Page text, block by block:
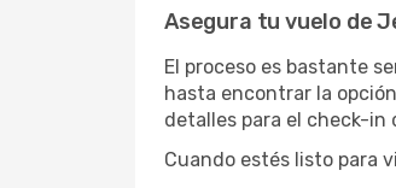
Asegura tu vuelo de
El proceso es bastante
hasta encontrar la
detalles para el check-
Cuando estés listo para